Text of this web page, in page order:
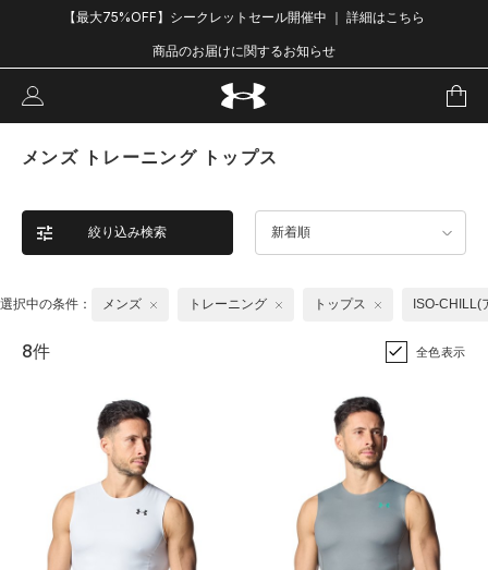
【最大75%OFF】シークレットセール開催中 ｜ 詳細はこちら
商品のお届けに関するお知らせ
メンズ トレーニング トップス
絞り込み検索 新着順
選択中の条件： メンズ トレーニング トップス ISO-CHILL(
8件 全色表示